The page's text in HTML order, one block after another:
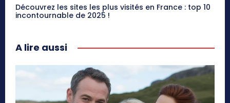
Découvrez les sites les plus visités en France : top 10
incontournable de 2025 !
A lire aussi